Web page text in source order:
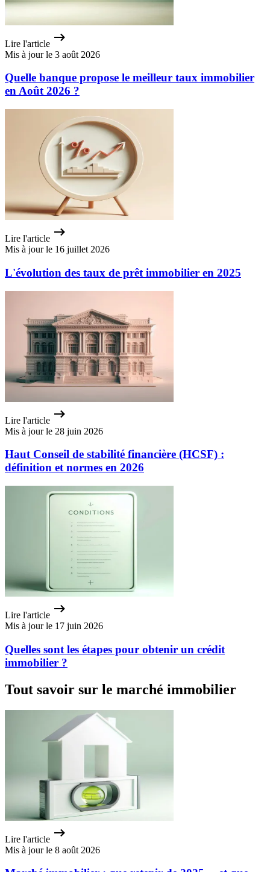
Lire l'article
Mis à jour le 3 août 2026
Quelle banque propose le meilleur taux immobilier
en Août 2026 ?
Lire l'article
Mis à jour le 16 juillet 2026
L'évolution des taux de prêt immobilier en 2025
Lire l'article
Mis à jour le 28 juin 2026
Haut Conseil de stabilité financière (HCSF) :
définition et normes en 2026
Lire l'article
Mis à jour le 17 juin 2026
Quelles sont les étapes pour obtenir un crédit
immobilier ?
Tout savoir sur le marché immobilier
Lire l'article
Mis à jour le 8 août 2026